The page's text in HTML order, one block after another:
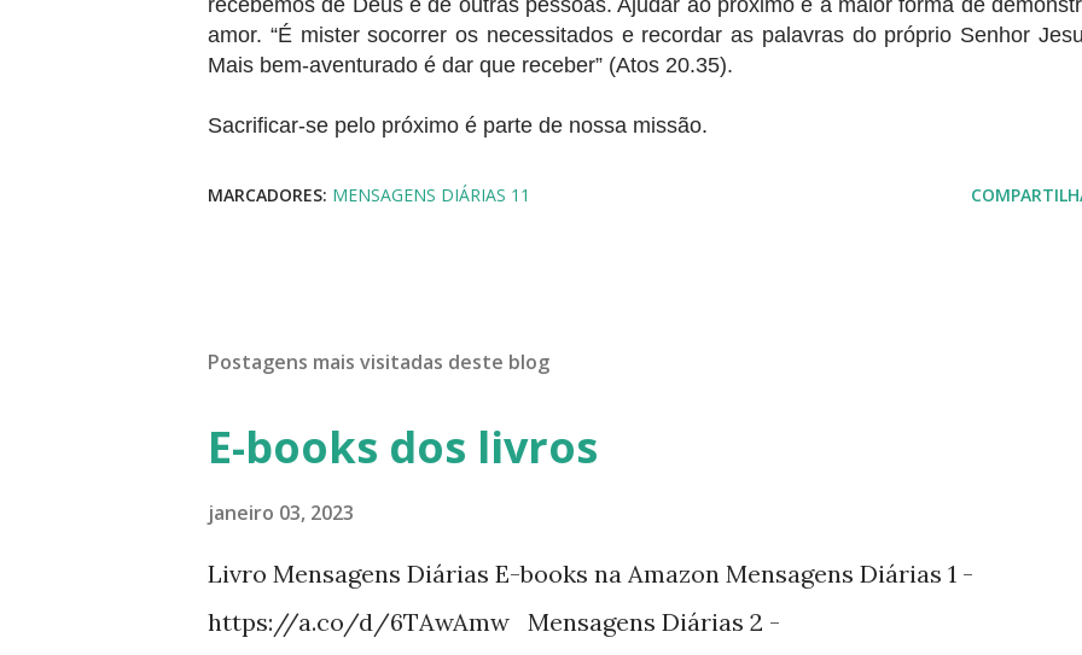
recebemos de Deus e de outras pessoas. Ajudar ao próximo é a maior forma de
amor. “É mister socorrer os necessitados e recordar as palavras do próprio Senhor
Mais bem-aventurado é dar que receber” (Atos 20.35).
Sacrificar-se pelo próximo é parte de nossa missão.
MARCADORES: MENSAGENS DIÁRIAS 11
Postagens mais visitadas deste blog
E-books dos livros
janeiro 03, 2023
Livro Mensagens Diárias E-books na Amazon Mensagens Diárias 1 -
https://a.co/d/6TAwAmw Mensagens Diárias 2 -